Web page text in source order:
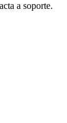
a soporte.